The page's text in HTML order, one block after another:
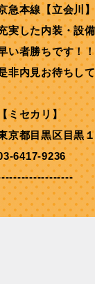
急本線【⽴会川
実した内装・設
い者勝ちです！！
非内見お待ちし
ミセカリ】
京都目黒区目黒
6417-9236